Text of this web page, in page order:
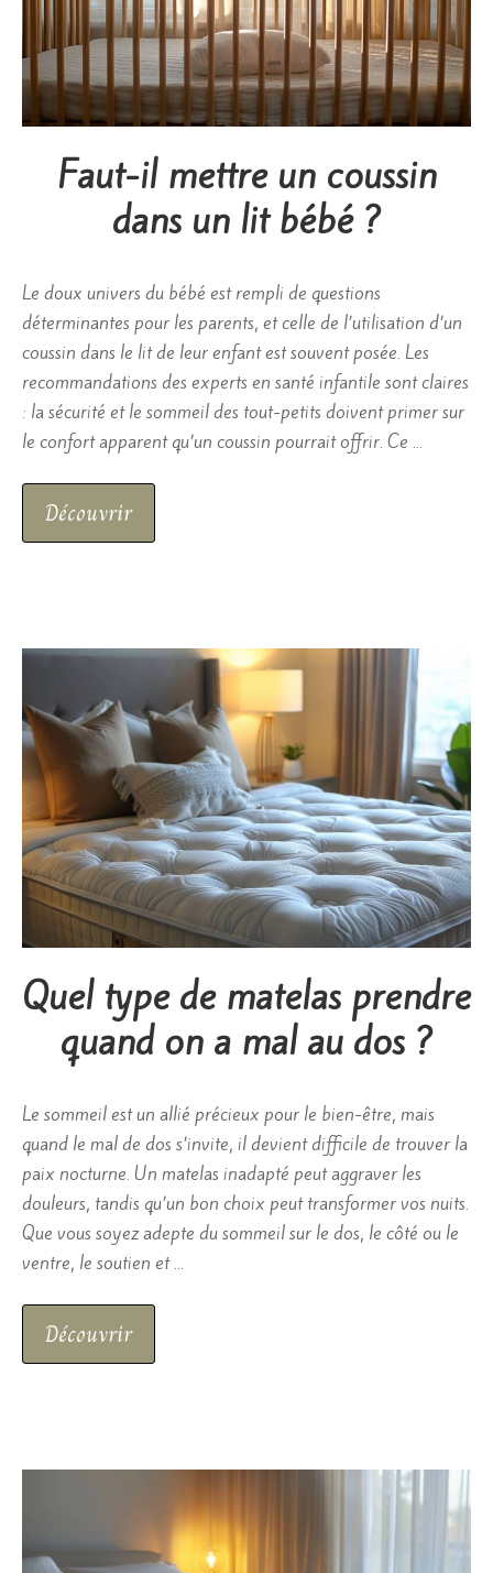
Faut-il mettre un coussin
dans un lit bébé ?
Le doux univers du bébé est rempli de questions
déterminantes pour les parents, et celle de l’utilisation d’un
coussin dans le lit de leur enfant est souvent posée. Les
recommandations des experts en santé infantile sont claires
: la sécurité et le sommeil des tout-petits doivent primer sur
le confort apparent qu’un coussin pourrait offrir. Ce …
Découvrir
Quel type de matelas prendre
quand on a mal au dos ?
Le sommeil est un allié précieux pour le bien-être, mais
quand le mal de dos s’invite, il devient difficile de trouver la
paix nocturne. Un matelas inadapté peut aggraver les
douleurs, tandis qu’un bon choix peut transformer vos nuits.
Que vous soyez adepte du sommeil sur le dos, le côté ou le
ventre, le soutien et …
Découvrir